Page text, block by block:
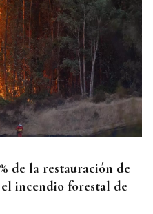
de la restauración de
incendio forestal de